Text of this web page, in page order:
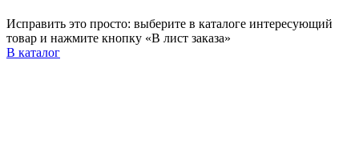
Исправить это просто: выберите в каталоге интересующий
товар и нажмите кнопку «В лист заказа»
В каталог